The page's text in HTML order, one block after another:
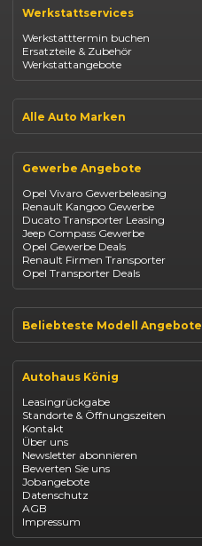
Opel Corsa
Fiat 500
Dacia Duster
Dacia Sandero
Jeep Compass
Suzuki Vitara
Suzuki Swift
BYD Seal
Mazda CX-30
Citroen C4
Werkstattservices
Werkstatttermin buchen
Ersatzteile & Zubehör
Werkstattangebote
Alle Auto Marken
Opel
Fiat
Jeep
Suzuki
BYD
Kia
Mazda
Citroën
Abarth
Fiat Professional
Gewerbe Angebote
Opel Vivaro Gewerbeleasing
Renault Kangoo Gewerbe
Ducato Transporter Leasing
Jeep Compass Gewerbe
Opel Gewerbe Deals
Renault Firmen Transporter
Opel Transporter Deals
Beliebteste Modell Angebote
Renault Arkana Leasing
Renault Captur Leasing
Opel Astra leasen
Opel Mokka kaufen
Opel Grandland finanzieren
Opel Vivaro Gewerbeleasing
Fiat 500 finanzieren
Fiat Panda leasen
Dacia Duster finanzieren
Dacia Sandero kaufen
Dacia Jogger leasen
Jeep Compass leasen
Jeep Renegade finanzieren
Autohaus König
Leasingrückgabe
Standorte & Öffnungszeiten
Kontakt
Über uns
Newsletter abonnieren
Bewerten Sie uns
Jobangebote
Datenschutz
AGB
Impressum